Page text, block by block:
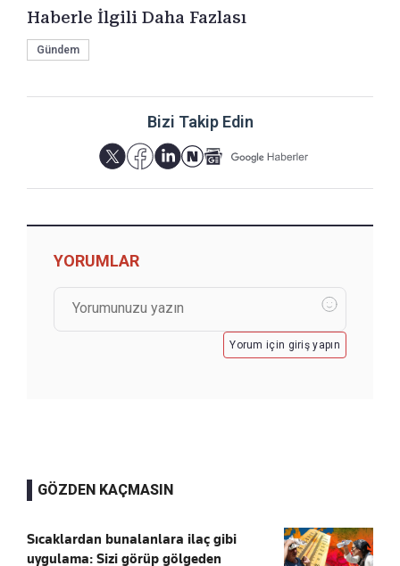
Haberle İlgili Daha Fazlası
Gündem
Bizi Takip Edin
YORUMLAR
Yorum için giriş yapın
GÖZDEN KAÇMASIN
Sıcaklardan bunalanlara ilaç gibi
uygulama: Sizi görüp gölgeden